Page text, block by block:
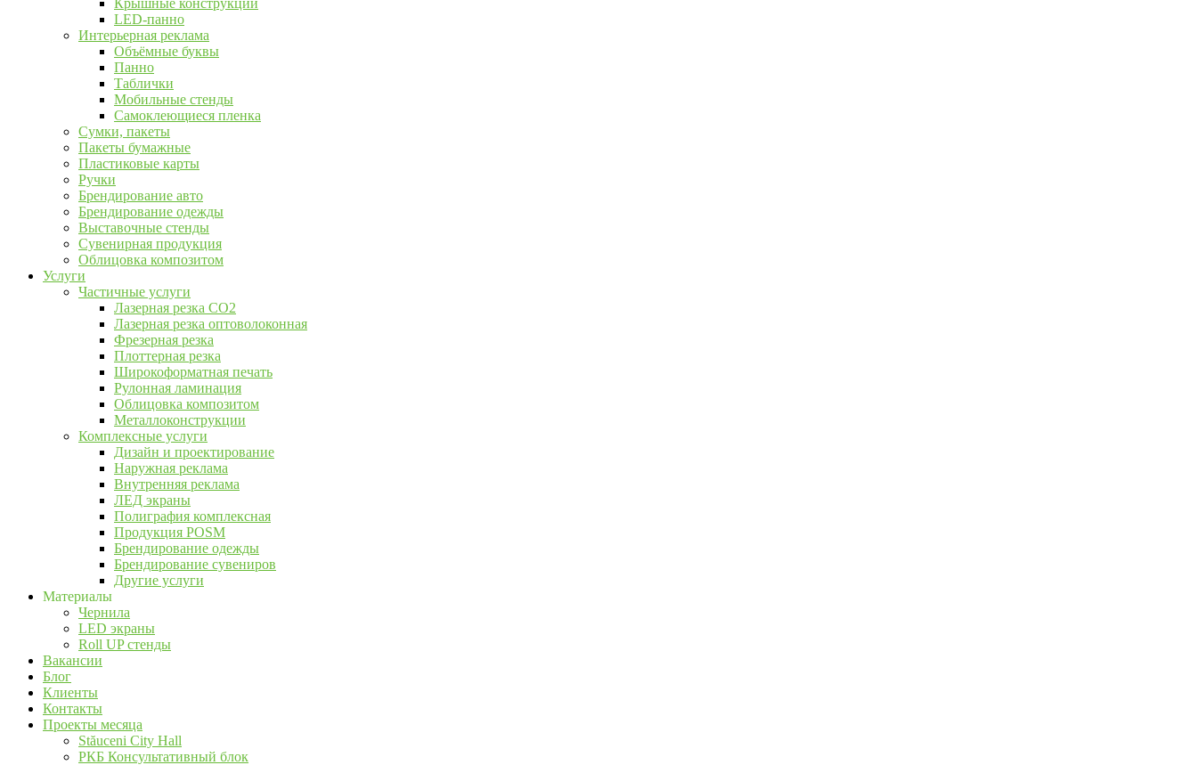
Крышные конструкции
LED-панно
Интерьерная реклама
Объёмные буквы
Панно
Таблички
Мобильные стенды
Самоклеющиеся пленка
Сумки, пакеты
Пакеты бумажные
Пластиковые карты
Ручки
Брендирование авто
Брендирование одежды
Выставочные стенды
Сувенирная продукция
Облицовка композитом
Услуги
Частичные услуги
Лазерная резка CO2
Лазерная резка оптоволоконная
Фрезерная резка
Плоттерная резка
Широкоформатная печать
Рулонная ламинация
Облицовка композитом
Металлоконструкции
Комплексные услуги
Дизайн и проектирование
Наружная реклама
Внутренняя реклама
ЛЕД экраны
Полиграфия комплексная
Продукция POSM
Брендирование одежды
Брендирование сувениров
Другие услуги
Материалы
Чернила
LED экраны
Roll UP стенды
Вакансии
Блог
Клиенты
Контакты
Проекты месяца
Stăuceni City Hall
РКБ Консультативный блок